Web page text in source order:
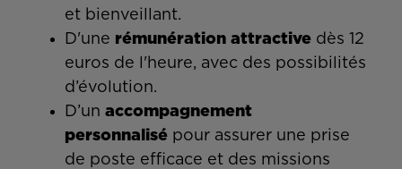
et bienveillant.
D'une rémunération attractive dès 12
euros de l'heure, avec des possibilités
d’évolution.
D’un accompagnement
personnalisé pour assurer une prise
de poste efficace et des missions